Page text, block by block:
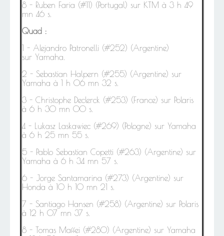
8 - Ruben Faria (#11) (Portugal) sur KTM à 3 h 49
mn 46 s.
Quad :
1 - Alejandro Patronelli (#252) (Argentine)
sur Yamaha.
2 - Sebastian Halpern (#255) (Argentine) sur
Yamaha à 1 h 06 mn 32 s.
3 - Christophe Declerck (#253) (France) sur Polaris
à 6 h 30 mn 00 s.
4 - Lukasz Laskawiec (#269) (Pologne) sur Yamaha
à 6 h 25 mn 55 s.
5 - Pablo Sebastian Copetti (#263) (Argentine) sur
Yamaha à 6 h 34 mn 57 s.
6 - Jorge Santamarina (#273) (Argentine) sur
Honda à 10 h 10 mn 21 s.
7 - Santiago Hansen (#258) (Argentine) sur Polaris
à 12 h 07 mn 37 s.
8 - Tomas Maffei (#280) (Argentine) sur Yamaha